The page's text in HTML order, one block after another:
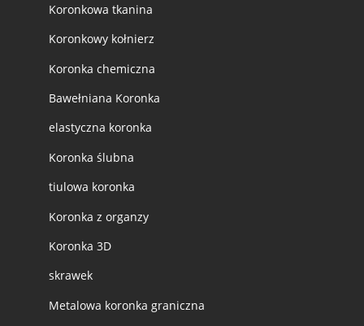
Koronkowa tkanina
Koronkowy kołnierz
Koronka chemiczna
Bawełniana Koronka
elastyczna koronka
Koronka ślubna
tiulowa koronka
Koronka z organzy
Koronka 3D
skrawek
Metalowa koronka graniczna